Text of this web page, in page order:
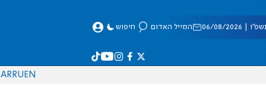
08/2026 המייל האדום חיפוש
EN
RU
AR